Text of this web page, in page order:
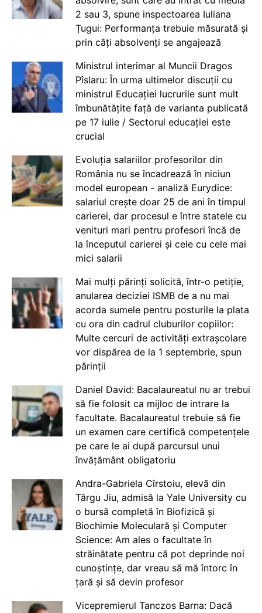
2 sau 3, spune inspectoarea Iuliana
Țugui: Performanța trebuie măsurată și
prin câți absolvenți se angajează
Ministrul interimar al Muncii Dragos
Pîslaru: În urma ultimelor discuții cu
ministrul Educației lucrurile sunt mult
îmbunătățite față de varianta publicată
pe 17 iulie / Sectorul educației este
crucial
Evoluția salariilor profesorilor din
România nu se încadrează în niciun
model european - analiză Eurydice:
salariul crește doar 25 de ani în timpul
carierei, dar procesul e între statele cu
venituri mari pentru profesori încă de
la începutul carierei și cele cu cele mai
mici salarii
Mai mulți părinți solicită, într-o petiție,
anularea deciziei ISMB de a nu mai
acorda sumele pentru posturile la plata
cu ora din cadrul cluburilor copiilor:
Multe cercuri de activități extrașcolare
vor dispărea de la 1 septembrie, spun
părinții
Daniel David: Bacalaureatul nu ar trebui
să fie folosit ca mijloc de intrare la
facultate. Bacalaureatul trebuie să fie
un examen care certifică competențele
pe care le ai după parcursul unui
învățământ obligatoriu
Andra-Gabriela Cîrstoiu, elevă din
Târgu Jiu, admisă la Yale University cu
o bursă completă în Biofizică și
Biochimie Moleculară și Computer
Science: Am ales o facultate în
străinătate pentru că pot deprinde noi
cunoștințe, dar vreau să mă întorc în
țară și să devin profesor
Vicepremierul Tanczos Barna: Dacă